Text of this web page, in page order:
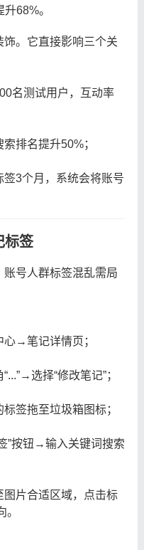
68%。
饰。它直接影响三个关
名测试用户，互动率
排名提升50%；
3个月，系统会将账号
标签
号人群标签混乱需局
心→笔记详情页；
选择“修改笔记”；
签拖至垃圾箱图标；
”按钮→输入关键词搜索
图片合适区域，点击标